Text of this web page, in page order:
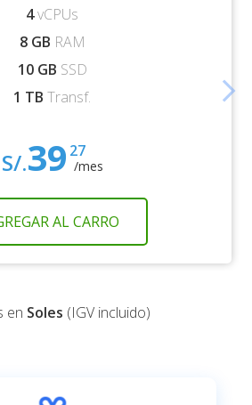
arrow_forward_ios
4vCPUs
8 GB RAM
10 GB SSD
1 TB Transf.
S/.39 27
/mes
AL CARRO
en Soles (IGV incluido)